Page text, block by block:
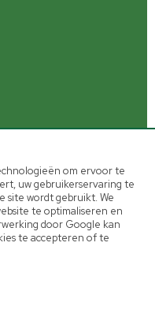
om ervoor te
uw gebruikerservaring te
wordt gebruikt. We
te optimaliseren en
door Google kan
te accepteren of te